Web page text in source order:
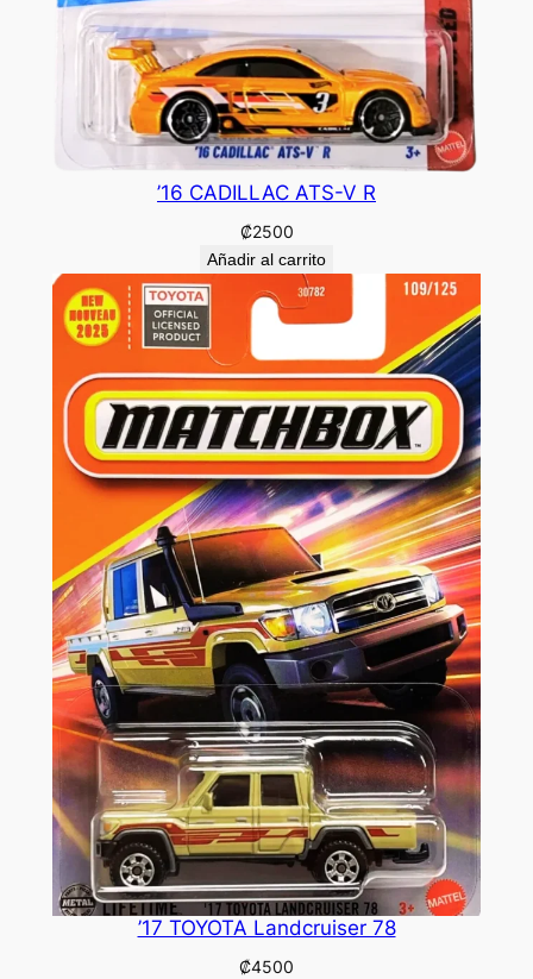
’16 CADILLAC ATS-V R
₡2500
Añadir al carrito
’17 TOYOTA Landcruiser 78
₡4500